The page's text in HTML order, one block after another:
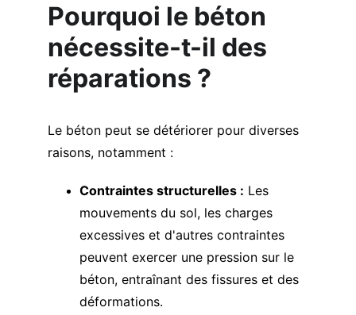
Pourquoi le béton
nécessite-t-il des
réparations ?
Le béton peut se détériorer pour diverses
raisons, notamment :
Contraintes structurelles : Les
mouvements du sol, les charges
excessives et d'autres contraintes
peuvent exercer une pression sur le
béton, entraînant des fissures et des
déformations.